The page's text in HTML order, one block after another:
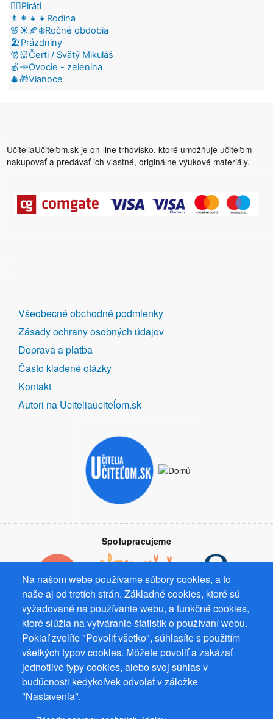
🏴‍☠️Piráti
👨‍👩‍👧‍👦Rodina
🌸☀️🍂❄️Ročné obdobia
🏖️Prázdniny
🎅👹Čerti / Svätý Mikuláš
🍎🥕Ovocie - zelenina
🎄🎁Vianoce
UčiteliaUčiteľom.sk je on-line trhovisko, ktoré umožňuje učiteľom
nakupovať a predávať ich vlastné, originálne výukové materiály.
Na našom webe používame súbory cookies, a to
naše aj od tretích strán. Základné cookies, ktoré sú
vyžadované na používanie webu, a funkčné cookies,
ktoré slúžia na vytváranie štatistík o používaní webu.
Pokiaľ zvolíte "Povoliť všetko", súhlasíte s použitím
všetkých typov cookies. Môžete povoliť a zakázať
jednotlivé typy cookies, alebo svoj súhlas v
budúcnosti kedykoľvek odvolať v záložke
"Nastavenia".
DALŠÍ
ODKAZY
Všeobecné obchodné podmienky
Zásady ochrany osobných údajov
Doprava a platba
Často kladené otázky
Kontakt
Autori na Uciteliauciteĺom.sk
Spolupracujeme
Prevádzkovateľ: Mgr. Bc. Žaneta Radimecká, MBA, Ostrov 256, 561
22 Ostrov, IČ 08993033, DIČ CZ9161263958
© 2026PuzzleWebss.r.o.